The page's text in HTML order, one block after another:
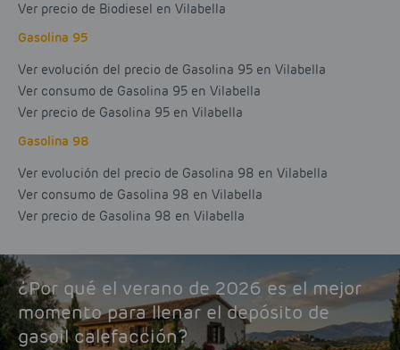
Ver precio de Biodiesel en Vilabella
Gasolina 95
Ver evolución del precio de Gasolina 95 en Vilabella
Ver consumo de Gasolina 95 en Vilabella
Ver precio de Gasolina 95 en Vilabella
Gasolina 98
Ver evolución del precio de Gasolina 98 en Vilabella
Ver consumo de Gasolina 98 en Vilabella
Ver precio de Gasolina 98 en Vilabella
¿Por qué el verano de 2026 es el mejor
momento para llenar el depósito de
gasoil calefacción?